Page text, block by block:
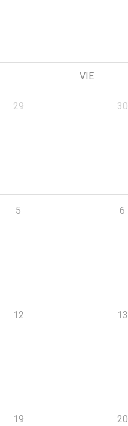
VIE
29 30
5 6
12 13
19 20